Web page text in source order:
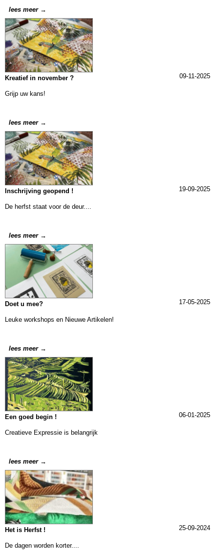
lees meer →
09-11-2025
Kreatief in november ?
Grijp uw kans!
lees meer →
19-09-2025
Inschrijving geopend !
De herfst staat voor de deur....
lees meer →
17-05-2025
Doet u mee?
Leuke workshops en Nieuwe Artikelen!
lees meer →
06-01-2025
Een goed begin !
Creatieve Expressie is belangrijk
lees meer →
25-09-2024
Het is Herfst !
De dagen worden korter....